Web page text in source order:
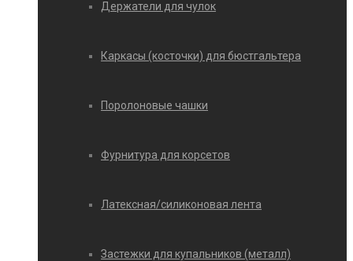
Держатели для чулок
Каркасы (косточки) для бюстгальтера
Поролоновые чашки
Фурнитура для корсетов
Латексная/силиконовая лента
Застежки для купальников (металл)